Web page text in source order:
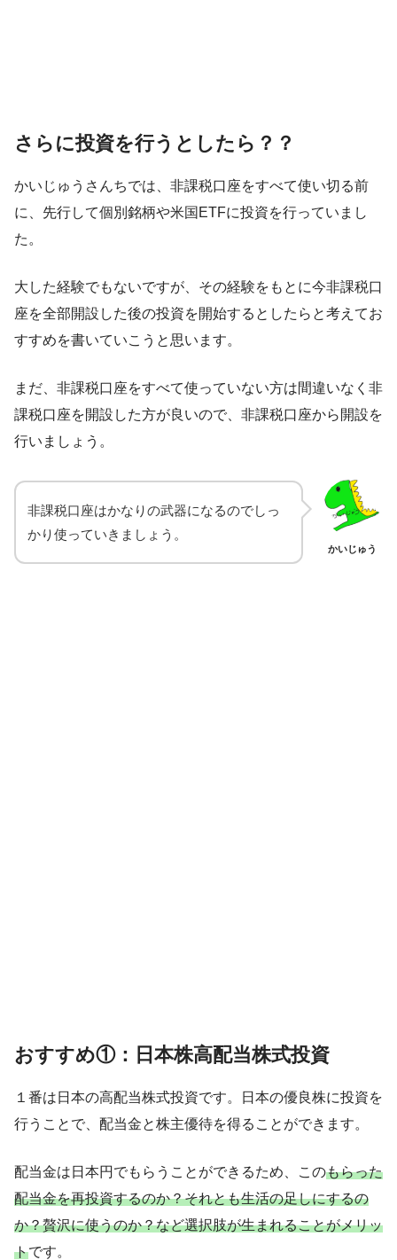
さらに投資を行うとしたら？？
かいじゅうさんちでは、非課税口座をすべて使い切る前
に、先行して個別銘柄や米国ETFに投資を行っていまし
た。
大した経験でもないですが、その経験をもとに今非課税口
座を全部開設した後の投資を開始するとしたらと考えてお
すすめを書いていこうと思います。
まだ、非課税口座をすべて使っていない方は間違いなく非
課税口座を開設した方が良いので、非課税口座から開設を
行いましょう。
かいじゅう
非課税口座はかなりの武器になるのでしっ
かり使っていきましょう。
おすすめ①：日本株高配当株式投資
１番は日本の高配当株式投資です。日本の優良株に投資を
行うことで、配当金と株主優待を得ることができます。
配当金は 日本円でもらうことができるため、このもらった
配当金を再投資するのか？それとも生活の足しにするの
か？贅沢に使うのか？など選択肢が生まれることがメリッ
トです。